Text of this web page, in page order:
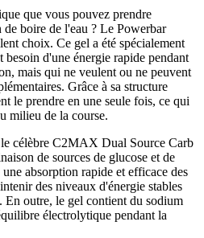
que vous pouvez prendre
de boire de l'eau ? Le Powerbar
choix. Ce gel a été spécialement
d'une énergie rapide pendant
mais qui ne veulent ou ne peuvent
Grâce à sa structure
le prendre en une seule fois, ce qui
milieu de la course.
célèbre C2MAX Dual Source Carb
de sources de glucose et de
absorption rapide et efficace des
des niveaux d'énergie stables
En outre, le gel contient du sodium
électrolytique pendant la